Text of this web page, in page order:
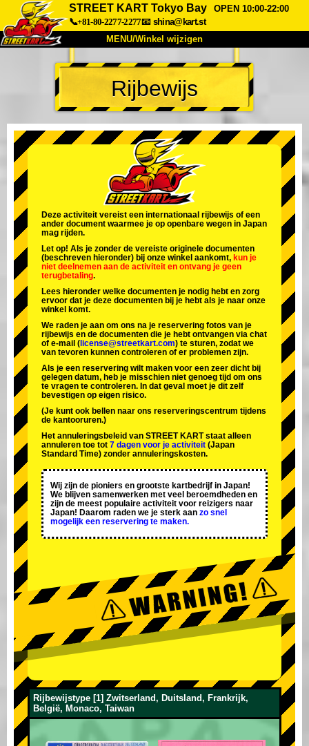
STREET KART Tokyo Bay
OPEN 10:00-22:00
📞+81-80-2277-2277📧 shina@kart.st
MENU/Winkel wijzigen
TOP
Over Specificaties Prijzen
Bedrijf Boekingen
Winkel wijzigen
Tokyo Shinagawa
Tokyo Akihabara#2
Tokyo Shibuya Annex Tokyo Bay
Tokyo Asakusa Osaka
Okinawa
Rijbewijs
Deze activiteit vereist een internationaal rijbewijs of een
ander document waarmee je op openbare wegen in Japan
mag rijden.
Let op! Als je zonder de vereiste originele documenten
(beschreven hieronder) bij onze winkel aankomt, kun je
niet deelnemen aan de activiteit en ontvang je geen
terugbetaling.
Lees hieronder welke documenten je nodig hebt en zorg
ervoor dat je deze documenten bij je hebt als je naar onze
winkel komt.
We raden je aan om ons na je reservering fotos van je
rijbewijs en de documenten die je hebt ontvangen via chat
of e-mail ( license@streetkart.com) te sturen, zodat we
van tevoren kunnen controleren of er problemen zijn.
Als je een reservering wilt maken voor een zeer dicht bij
gelegen datum, heb je misschien niet genoeg tijd om ons
te vragen te controleren. In dat geval moet je dit zelf
bevestigen op eigen risico.
(Je kunt ook bellen naar ons reserveringscentrum tijdens
de kantooruren.)
Het annuleringsbeleid van STREET KART staat alleen
annuleren toe tot 7 dagen voor je activiteit (Japan
Standard Time) zonder annuleringskosten.
Wij zijn de pioniers en grootste kartbedrijf in Japan!
We blijven samenwerken met veel beroemdheden en
zijn de meest populaire activiteit voor reizigers naar
Japan! Daarom raden we je sterk aan zo snel
mogelijk een reservering te maken.
Rijbewijstype [1] Zwitserland, Duitsland, Frankrijk,
België, Monaco, Taiwan